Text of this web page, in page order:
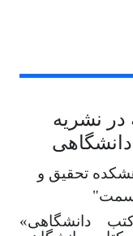
در نشریه
تحقیق و
دانشگاهی»